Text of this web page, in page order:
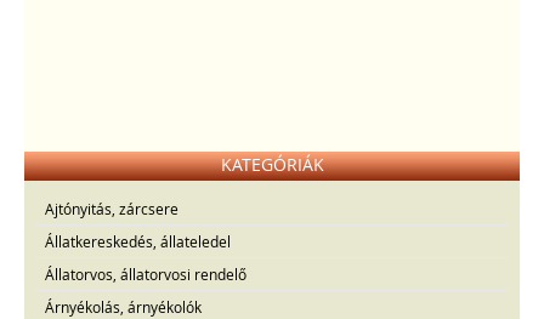
KATEGÓRIÁK
Ajtónyitás, zárcsere
Állatkereskedés, állateledel
Állatorvos, állatorvosi rendelő
Árnyékolás, árnyékolók